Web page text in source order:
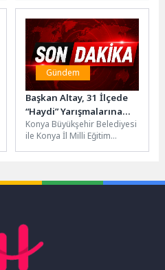
rağmen çoğu zaman basit
bir...
Gündem
Başkan Altay, 31 İlçede
“Haydi” Yarışmalarına
Katılan Tüm Öğrencileri
Tebrik Etti
Konya Büyükşehir Belediyesi
ile Konya İl Milli Eğitim